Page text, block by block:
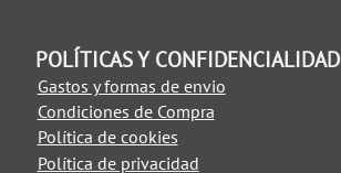
POLÍTICAS Y CONFIDENCIALIDAD
Gastos y formas de envio
Condiciones de Compra
Política de cookies
Política de privacidad